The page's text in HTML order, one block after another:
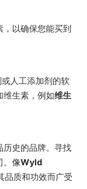
，以确保您能买到
人工添加剂的软
维生素，例如维生
历史的品牌。寻找
。像Wyld
品质和功效而广受